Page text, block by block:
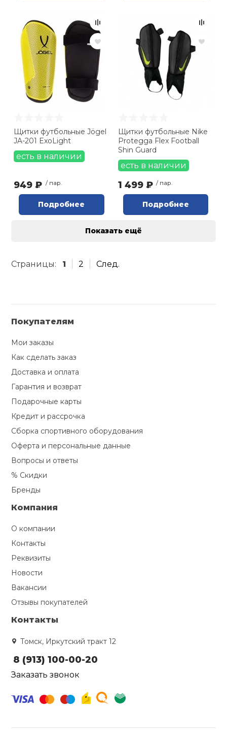
Щитки футбольные Jögel
JA-201 ExoLight
есть в наличии
949 ₽ / пар.
Подробнее
Щитки футбольные Nike
Protegga Flex Football
Shin Guard
есть в наличии
1 499 ₽ / пар.
Подробнее
Показать ещё
Страницы: 1 2 След.
Покупателям
Мои заказы
Как сделать заказ
Доставка и оплата
Гарантия и возврат
Подарочные карты
Кредит и рассрочка
Сборка спортивного оборудования
Оферта и персональные данные
Вопросы и ответы
% Скидки
Бренды
Компания
О компании
Контакты
Реквизиты
Новости
Вакансии
Отзывы покупателей
Контакты
Томск, Иркутский тракт 12
8 (913) 100-00-20
Заказать звонок